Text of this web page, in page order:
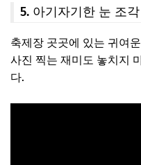
5. 아기자기한 눈 조
축제장 곳곳에 있는 귀여
사진 찍는 재미도 놓치지
다.